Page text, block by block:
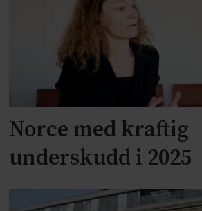
Norce med kraftig
underskudd i 2025